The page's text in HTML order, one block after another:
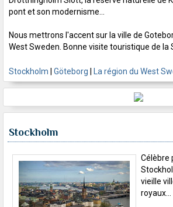
pont et son modernisme...
Nous mettrons l'accent sur la ville de
West Sweden. Bonne visite touristique de la
Stockholm Göteborg La région du West
Stockholm
Célèbre
vieille
royaux...